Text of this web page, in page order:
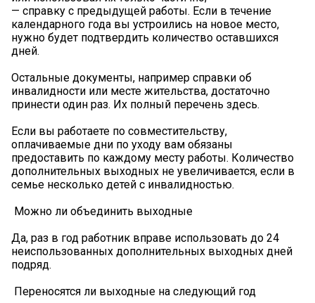
— справку с предыдущей работы. Если в течение
календарного года вы устроились на новое место,
нужно будет подтвердить количество оставшихся
дней.
Остальные документы, например справки об
инвалидности или месте жительства, достаточно
принести один раз. Их полный перечень здесь.
Если вы работаете по совместительству,
оплачиваемые дни по уходу вам обязаны
предоставить по каждому месту работы. Количество
дополнительных выходных не увеличивается, если в
семье несколько детей с инвалидностью.
️ Можно ли объединить выходные
Да, раз в год работник вправе использовать до 24
неиспользованных дополнительных выходных дней
подряд.
️ Переносятся ли выходные на следующий год